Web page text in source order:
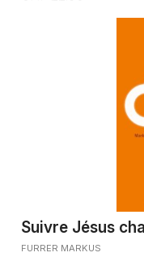
Suivre Jésus
FURRER MARKUS